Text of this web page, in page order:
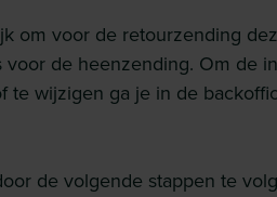
om voor de retourzending
voor de heenzending. Om de
te wijzigen ga je in de
de volgende stappen te